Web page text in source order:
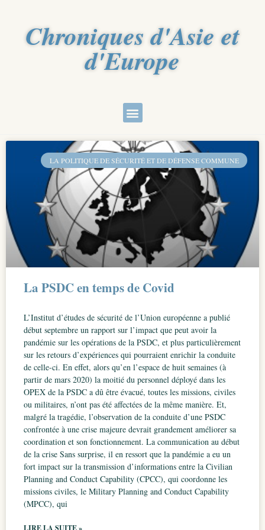
Chroniques d'Asie et
d'Europe
LA POLITIQUE DE SÉCURITÉ ET DE DÉFENSE COMMUNE
La PSDC en temps de Covid
L’Institut d’études de sécurité de l’Union européenne a publié
début septembre un rapport sur l’impact que peut avoir la
pandémie sur les opérations de la PSDC, et plus particulièrement
sur les retours d’expériences qui pourraient enrichir la conduite
de celle-ci. En effet, alors qu’en l’espace de huit semaines (à
partir de mars 2020) la moitié du personnel déployé dans les
OPEX de la PSDC a dû être évacué, toutes les missions, civiles
ou militaires, n’ont pas été affectées de la même manière. Et,
malgré la tragédie, l’observation de la conduite d’une PSDC
confrontée à une crise majeure devrait grandement améliorer sa
coordination et son fonctionnement. La communication au début
de la crise Sans surprise, il en ressort que la pandémie a eu un
fort impact sur la transmission d’informations entre la Civilian
Planning and Conduct Capability (CPCC), qui coordonne les
missions civiles, le Military Planning and Conduct Capability
(MPCC), qui
LIRE LA SUITE »